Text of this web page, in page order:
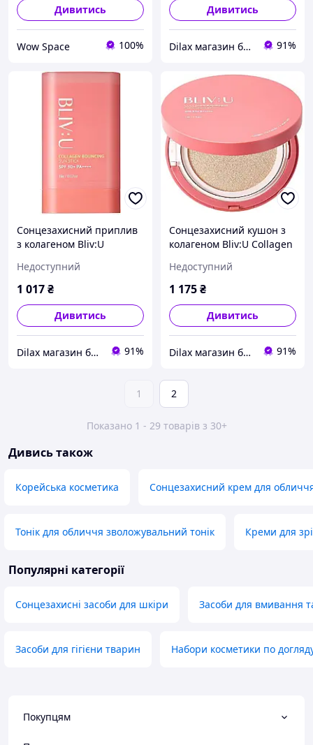
Дивитись
Wow Space 100%
Дивитись
Dilax магазин брендових дитячих іграшок та товарів для батьків. 91%
Сонцезахисний приплив
з колагеном Bliv:U
Stick 19g (1195909)
Недоступний
1 017₴
Дивитись
Dilax магазин брендових дитячих іграшок та товарів для батьків. 91%
Сонцезахисний кушон з
колагеном Bliv:U Collagen
g (1364785-2)
Недоступний
1 175₴
Дивитись
Dilax магазин брендових дитячих іграшок та товарів для батьків. 91%
1 2
Показано 1 - 29 товарів з 30+
Дивись також
Корейська косметика Сонцезахисний крем для
Тонік для обличчя зволожувальний тонік Креми для
Популярні категорії
Сонцезахисні засоби для шкіри Засоби для вмивання
Засоби для гігієни тварин Набори косметики по
Покупцям